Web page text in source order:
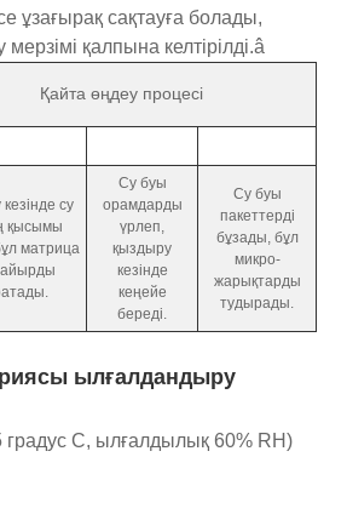
ұзағырақ сақтауға болады,
қалпына келтірілді.â
Қайта өңдеу процесі
су
қысымы
матрица
Су буы
орамдарды
үрлеп,
қыздыру
кезінде
кеңейе
береді.
Су буы
пакеттерді
бұзады, бұл
микро-
жарықтарды
тудырады.
ылғалдандыру
градус C, ылғалдылық 60% RH)